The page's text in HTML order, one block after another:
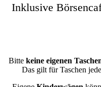
Inklusive
Bitte keine eigenen
Das gilt für Taschen